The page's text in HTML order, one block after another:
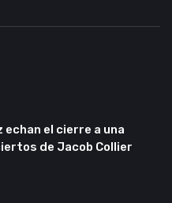
echan el cierre a una
de Jacob Collier